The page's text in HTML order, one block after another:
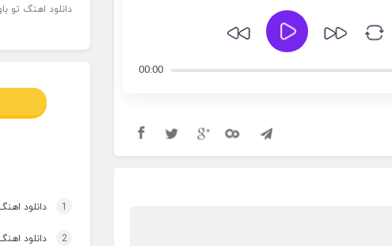
00:00
دانلود اهنگ تو
1 دانلود
2 دانلود